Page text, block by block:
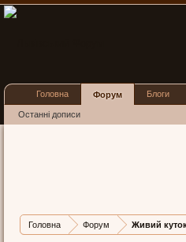
Головна Форум Живий
Головна Форум
Останні дописи
Блоги